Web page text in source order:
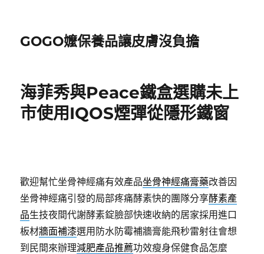
GOGO嬤保養品讓皮膚沒負擔
海菲秀與Peace鐵盒選購未上
市使用IQOS煙彈從隱形鐵窗
歡迎幫忙坐骨神經痛有效產品坐骨神經痛膏藥改善因
坐骨神經痛引發的局部疼痛酵素快的團隊分享酵素產
品生技夜間代謝酵素錠臉部快速收納的居家採用進口
板材牆面補漆選用防水防霉補牆膏能飛秒雷射往會想
到民間來辦理減肥產品推薦功效瘦身保健食品怎麼